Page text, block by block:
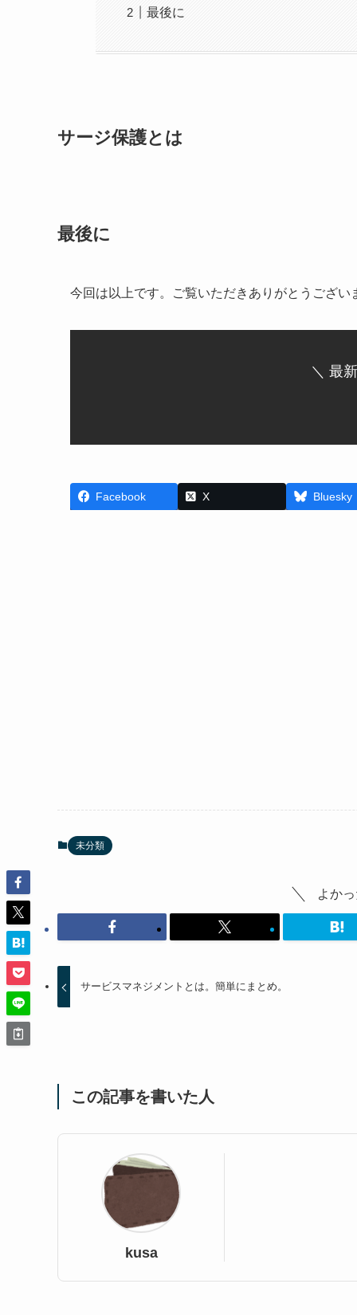
最後に
サージ保護とは
最後に
今回は以上です。ご覧いただきありがとうござい
＼ 最
Facebook X Bluesky
未分類
よか
サービスマネジメントとは。簡単にまとめ。
この記事を書いた人
kusa